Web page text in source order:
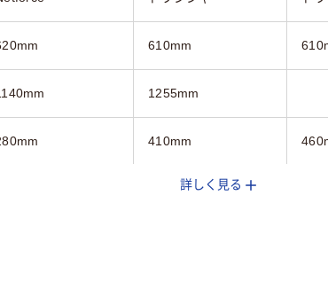
610mm
1255mm
410mm
ブラック系
詳しく見る